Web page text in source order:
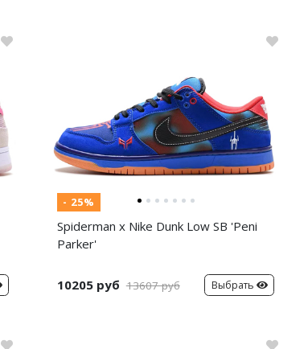
- 25%
Spiderman x Nike Dunk Low SB 'Peni
Parker'
10205 руб 13607 руб Выбрать